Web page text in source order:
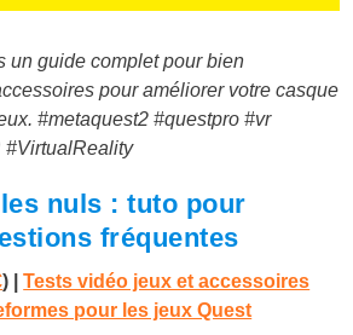
un guide complet pour bien
pour améliorer votre casque
#metaquest2 #questpro #vr
#VirtualReality
nuls : tuto pour
fréquentes
) |Tests vidéo jeux et accessoires
pour les jeux Quest